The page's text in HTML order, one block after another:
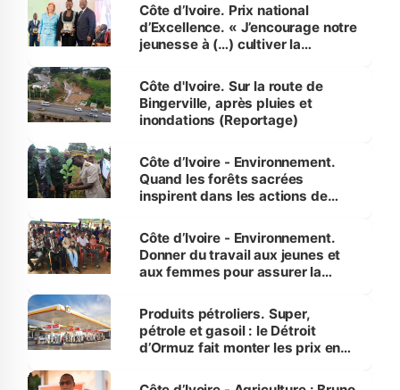
Côte d’Ivoire. Prix national
d’Excellence. « J’encourage notre
jeunesse à (…) cultiver la
(Alassane Ouattara
Côte d'Ivoire. Sur la route de
Bingerville, après pluies et
inondations (Reportage)
Côte d’Ivoire - Environnement.
Quand les forêts sacrées
inspirent dans les actions de
Côte d’Ivoire - Environnement.
Donner du travail aux jeunes et
aux femmes pour assurer la
menacées
Produits pétroliers. Super,
pétrole et gasoil : le Détroit
d’Ormuz fait monter les prix en